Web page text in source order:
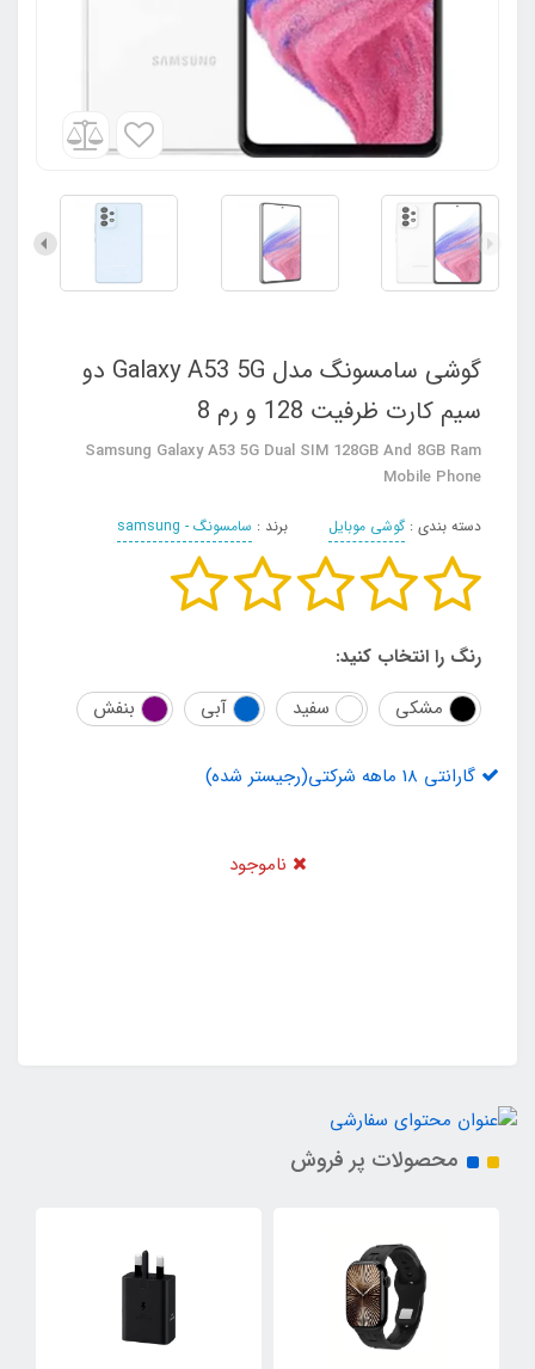
گوشی سامسونگ مدل Galaxy A53 5G دو
سیم‌ کارت ظرفیت 128 و رم 8
Samsung Galaxy A53 5G Dual SIM 128GB And 8GB Ram
Mobile Phone
دسته بندی : گوشی موبایل برند : سامسونگ - samsung
رنگ را انتخاب کنید:
مشکی
سفید آبی بنفش
گارانتی 18 ماهه شرکتی(رجیستر شده)
ناموجود
محصولات پر فروش